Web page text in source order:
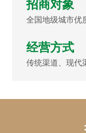
招商对象
全国地级城市优
经营方式
传统渠道、现代